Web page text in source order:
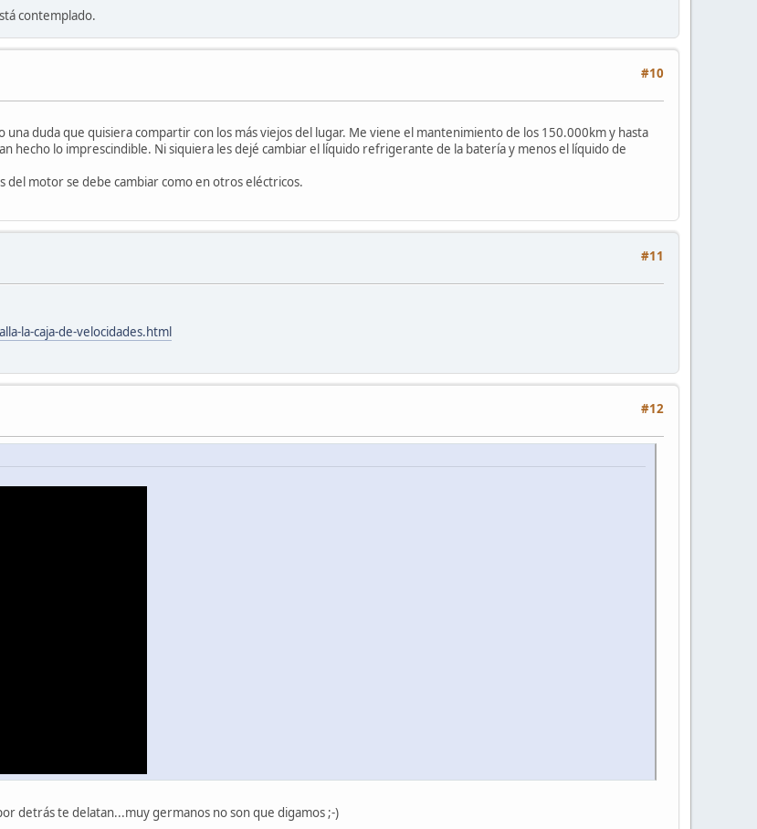
contemplado.
#10
duda que quisiera compartir con los más viejos del lugar. Me viene el mantenimiento de los 150.000km y hasta
hecho lo imprescindible. Ni siquiera les dejé cambiar el líquido refrigerante de la batería y menos el líquido de
del motor se debe cambiar como en otros eléctricos.
#11
la-caja-de-velocidades.html
#12
detrás te delatan...muy germanos no son que digamos ;-)